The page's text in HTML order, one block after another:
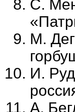
С.
М.
И.
А.